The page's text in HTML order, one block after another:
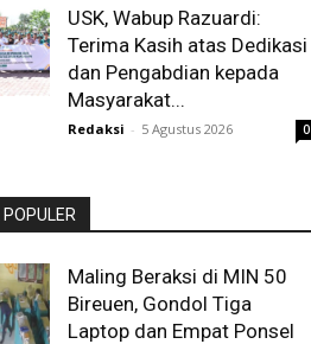
USK, Wabup Razuardi:
Terima Kasih atas Dedikasi
dan Pengabdian kepada
Masyarakat...
Redaksi - 5 Agustus 2026 0
Maling Beraksi di MIN 50
Bireuen, Gondol Tiga
Laptop dan Empat Ponsel